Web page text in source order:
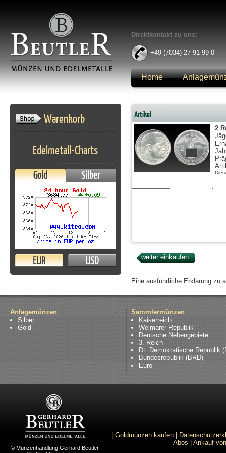
Direktkontakt zu uns:
+49 (7034) 27 91 99-0
Home
Warenkorb
Edelmetall-Charts
Gold Silber
EUR USD
Artikel
2
Eine ausführliche Erklärung zu
Anlagemünzen
Silber
Gold
Sammlermünzen
Kaiserreich
Weimarer Republik
Deutsche Nebengebiete
3. Reich
Dt. Demokratische Republik
Bundesrepublik (BRD)
Euro
© Münzenhandlung Gerhard Beutler.
Goldmünzen kaufen
Abos
Ankauf